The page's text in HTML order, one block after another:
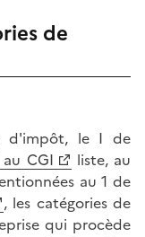
de
d'impôt, le I de
CGI
liste, au
au 1 de
, les catégories de
qui procède